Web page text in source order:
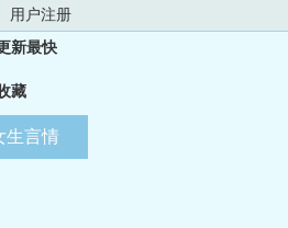
用户注册
新最快
藏
生言情